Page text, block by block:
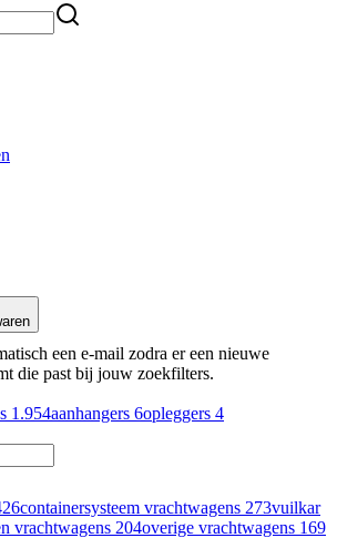
een e-mail zodra er een nieuwe
die past bij jouw zoekfilters.
1.954aanhangers 6opleggers 4
containersysteem vrachtwagens 273vuilkar
vrachtwagens 204overige vrachtwagens 169